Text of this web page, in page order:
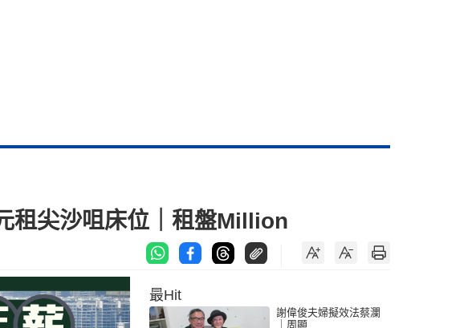
租尖沙咀床位｜租盤Million
最Hit
謝偉俊夫婦擬效法蔡瀾
｜周顯